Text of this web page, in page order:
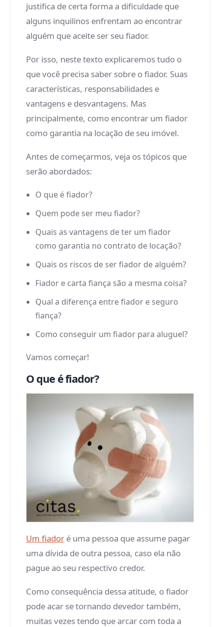
justifica de certa forma a dificuldade que
alguns inquilinos enfrentam ao encontrar
alguém que aceite ser seu fiador.
Por isso, neste texto explicaremos tudo o
que você precisa saber sobre o fiador. Suas
características, responsabilidades e
vantagens e desvantagens. Mas
principalmente, como encontrar um fiador
como garantia na locação de seu imóvel.
Antes de começarmos, veja os tópicos que
serão abordados:
O que é fiador?
Quem pode ser meu fiador?
Quais as vantagens de ter um fiador
como garantia no contrato de locação?
Quais os riscos de ser fiador de alguém?
Fiador e carta fiança são a mesma coisa?
Qual a diferença entre fiador e seguro
fiança?
Como conseguir um fiador para aluguel?
Vamos começar!
O que é fiador?
Um fiador é uma pessoa que assume pagar
uma dívida de outra pessoa, caso ela não
pague ao seu respectivo credor.
Como consequência dessa atitude, o fiador
pode acar se tornando devedor também,
muitas vezes tendo que arcar com toda a